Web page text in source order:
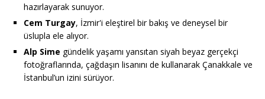
hazırlayarak sunuyor.
Cem Turgay, İzmir'i eleştirel bir bakış ve deneysel bir
üslupla ele alıyor.
Alp Sime gündelik yaşamı yansıtan siyah beyaz gerçekçi
fotoğraflarında, çağdaşın lisanını de kullanarak Çanakkale ve
İstanbul’un izini sürüyor.